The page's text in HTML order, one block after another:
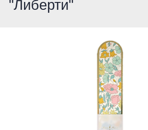
"Либерти"